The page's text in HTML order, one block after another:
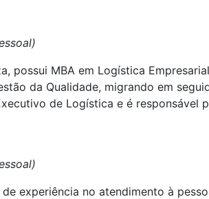
possui MBA em Logística
da Qualidade, migrando em
de Logística e é
experiência no atendimento à